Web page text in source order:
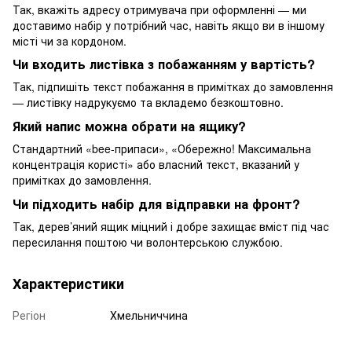
Так, вкажіть адресу отримувача при оформленні — ми
доставимо набір у потрібний час, навіть якщо ви в іншому
місті чи за кордоном.
Чи входить листівка з побажанням у вартість?
Так, підпишіть текст побажання в примітках до замовлення
— листівку надрукуємо та вкладемо безкоштовно.
Який напис можна обрати на ящику?
Стандартний «bee-припаси», «Обережно! Максимальна
концентрація користі» або власний текст, вказаний у
примітках до замовлення.
Чи підходить набір для відправки на фронт?
Так, дерев’яний ящик міцний і добре захищає вміст під час
пересилання поштою чи волонтерською службою.
Характеристики
Регіон Хмельниччина